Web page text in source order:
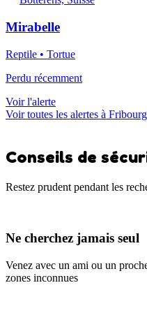
Mirabelle
Reptile • Tortue
Perdu récemment
Voir l'alerte
Voir toutes les alertes à Fribourg
Conseils de
Restez prudent pendant les
Ne cherchez jamais seul
Venez avec un ami ou un
zones inconnues